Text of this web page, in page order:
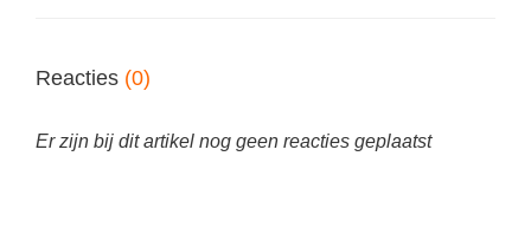
Schoolreisideeën
Schoolspullen
Montessori onderwijs
Daltononderwijs
Reacties (0)
Er zijn bij dit artikel nog geen reacties geplaatst